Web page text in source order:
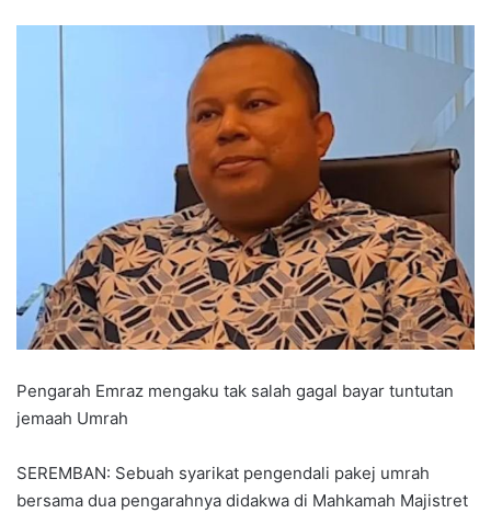
Pengarah Emraz mengaku tak salah gagal bayar tuntutan
jemaah Umrah
SEREMBAN: Sebuah syarikat pengendali pakej umrah
bersama dua pengarahnya didakwa di Mahkamah Majistret